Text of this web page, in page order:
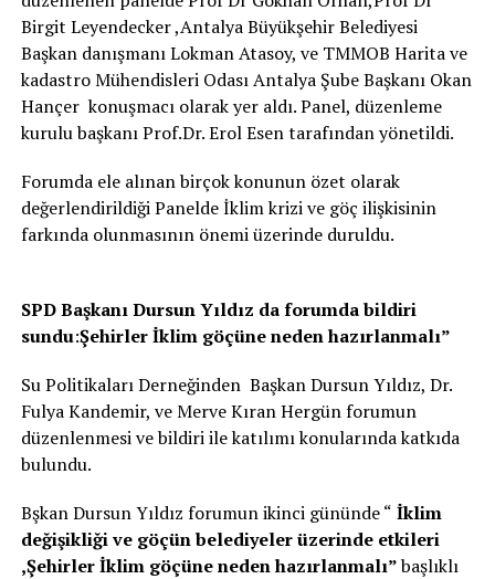
Birgit Leyendecker ,Antalya Büyükşehir Belediyesi
Başkan danışmanı Lokman Atasoy, ve TMMOB Harita ve
kadastro Mühendisleri Odası Antalya Şube Başkanı Okan
Hançer konuşmacı olarak yer aldı. Panel, düzenleme
kurulu başkanı Prof.Dr. Erol Esen tarafından yönetildi.
Forumda ele alınan birçok konunun özet olarak
değerlendirildiği Panelde İklim krizi ve göç ilişkisinin
farkında olunmasının önemi üzerinde duruldu.
SPD Başkanı Dursun Yıldız da forumda bildiri
sundu:Şehirler İklim göçüne neden hazırlanmalı”
Su Politikaları Derneğinden Başkan Dursun Yıldız, Dr.
Fulya Kandemir, ve Merve Kıran Hergün forumun
düzenlenmesi ve bildiri ile katılımı konularında katkıda
bulundu.
Bşkan Dursun Yıldız forumun ikinci gününde “ İklim
değişikliği ve göçün belediyeler üzerinde etkileri
,Şehirler İklim göçüne neden hazırlanmalı”başlıklı